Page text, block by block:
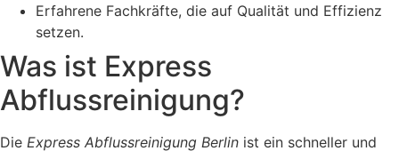
Erfahrene Fachkräfte, die auf Qualität und Effizienz
setzen.
Was ist Express
Abflussreinigung?
Die Express Abflussreinigung Berlin ist ein schneller und